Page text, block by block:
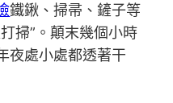
鐵鍬、掃帚、鏟子等
掃”。顛末幾個小時
夜處小處都透著干